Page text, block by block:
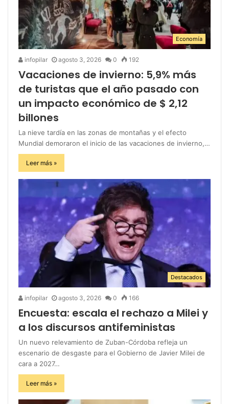
Economía
infopilar agosto 3, 2026 0 192
Vacaciones de invierno: 5,9% más
de turistas que el año pasado con
un impacto económico de $ 2,12
billones
La nieve tardía en las zonas de montañas y el efecto
Mundial demoraron el inicio de las vacaciones de invierno,…
Leer más »
Destacados
infopilar agosto 3, 2026 0 166
Encuesta: escala el rechazo a Milei y
a los discursos antifeministas
Un nuevo relevamiento de Zuban-Córdoba refleja un
escenario de desgaste para el Gobierno de Javier Milei de
cara a 2027…
Leer más »